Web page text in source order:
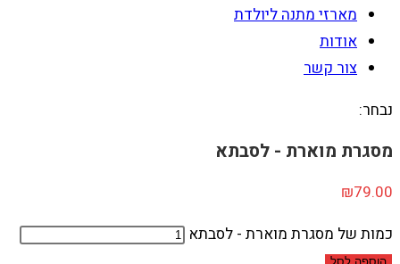
מארזי מתנה ליולדת
אודות
צור קשר
נבחר:
מסגרת מוארת - לסבתא
₪79.00
כמות של מסגרת מוארת - לסבתא